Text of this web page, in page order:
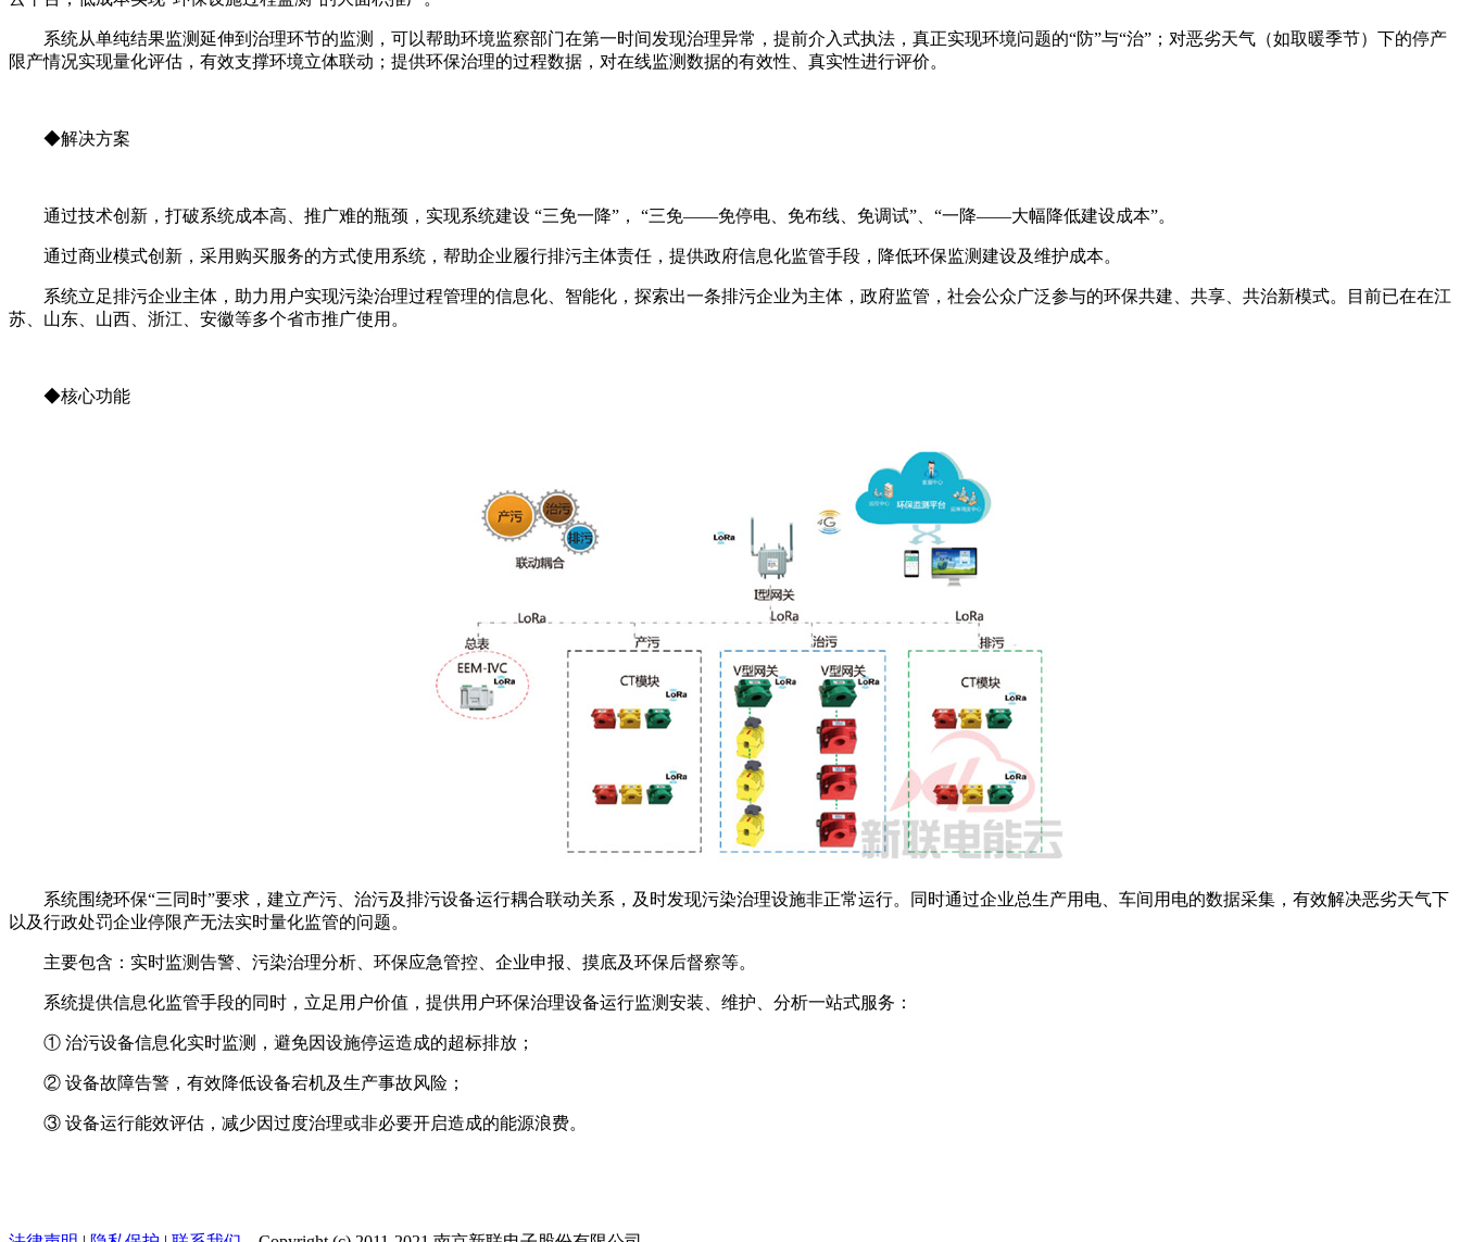
系统从单纯结果监测延伸到治理环节的监测，可以帮助环境监察部门在第一时间发现治理异常，提前介入式执法，真正实现环境问题的“防”与“治”；对恶劣天气（如取暖季节）下的停产
限产情况实现量化评估，有效支撑环境立体联动；提供环保治理的过程数据，对在线监测数据的有效性、真实性进行评价。
◆解决方案
通过技术创新，打破系统成本高、推广难的瓶颈，实现系统建设 “三免一降”， “三免——免停电、免布线、免调试”、“一降——大幅降低建设成本”。
通过商业模式创新，采用购买服务的方式使用系统，帮助企业履行排污主体责任，提供政府信息化监管手段，降低环保监测建设及维护成本。
系统立足排污企业主体，助力用户实现污染治理过程管理的信息化、智能化，探索出一条排污企业为主体，政府监管，社会公众广泛参与的环保共建、共享、共治新模式。目前已在在江
苏、山东、山西、浙江、安徽等多个省市推广使用。
◆核心功能
系统围绕环保“三同时”要求，建立产污、治污及排污设备运行耦合联动关系，及时发现污染治理设施非正常运行。同时通过企业总生产用电、车间用电的数据采集，有效解决恶劣天气下
以及行政处罚企业停限产无法实时量化监管的问题。
主要包含：实时监测告警、污染治理分析、环保应急管控、企业申报、摸底及环保后督察等。
系统提供信息化监管手段的同时，立足用户价值，提供用户环保治理设备运行监测安装、维护、分析一站式服务：
① 治污设备信息化实时监测，避免因设施停运造成的超标排放；
② 设备故障告警，有效降低设备宕机及生产事故风险；
③ 设备运行能效评估，减少因过度治理或非必要开启造成的能源浪费。